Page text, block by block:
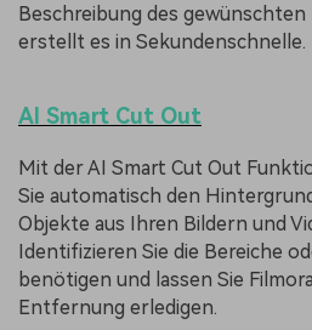
Beschreibung des gewünschten
erstellt es in Sekundenschnelle.
AI Smart Cut Out
Mit der AI Smart Cut Out
Sie automatisch den
Objekte aus Ihren Bildern und
Identifizieren Sie die Bereiche
benötigen und lassen Sie
Entfernung erledigen.